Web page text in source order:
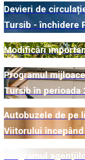
Devieri de
Tursib - închidere
Modificări
Programul
Tursib în perioada
Autobuzele de pe
Viitorului
Programul